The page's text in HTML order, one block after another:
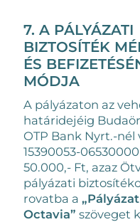
7. A PÁLYÁZATI
BIZTOSÍTÉK
ÉS
MÓDJA
A pályázaton az
határidejéig
OTP Bank Nyrt.-nél
15390053-
50.000,- Ft, azaz
pályázati
rovatba a
Octavia” szöveget